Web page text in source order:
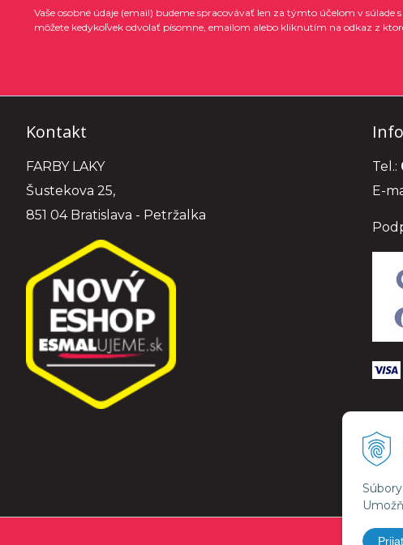
Vaše osobné údaje (email) budeme spracovávať len za týmto účelom v
môžete kedykoľvek odvolať písomne, emailom alebo kliknutím na odkaz z
Kontakt
FARBY LAKY
Šustekova 25,
851 04 Bratislava - Petržalka
Tel.:
E-